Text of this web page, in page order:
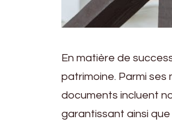
En matière de
patrimoine. Parmi ses
documents incluent
garantissant ainsi